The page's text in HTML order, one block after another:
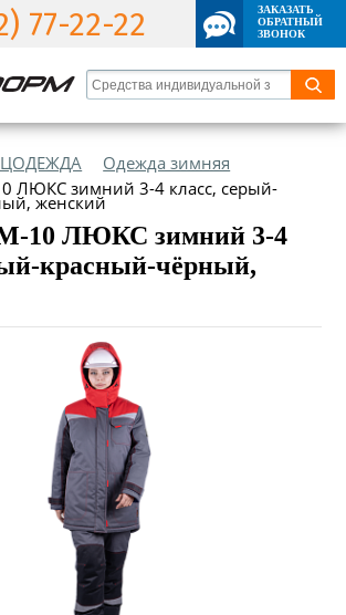
77-22-22
ЗАКАЗАТЬ
ОБРАТНЫЙ
ЗВОНОК
Одежда зимняя
ЛЮКС зимний 3-4 класс, серый-
женский
10 ЛЮКС зимний 3-4
красный-чёрный,